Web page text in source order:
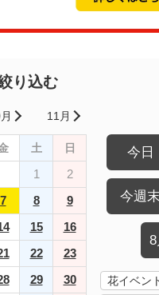
り込む
11月
土 日
1
2
7 8
9
15
16
22
23
29
30
今日
今週末
花イベン